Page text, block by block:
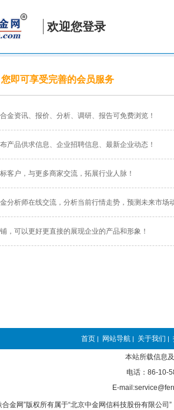
欢迎您登录
即可享受完善的会员服务
金资讯、报价、分析、调研、报告可免费浏览！
产品供求信息、企业招聘信息、最新企业动态！
客户，与更多商家交流，拓展行业人脉！
分析师在线交流，分析当前行情走势，预测未来市场
，可以更好更直接的展现企业的产品和形象！
首页 | 网站导航 | 关于我们 |
本站所载信息
电话：86-10-
E-
合金网”版权所有属于“北京中金网信科技股份有限公司